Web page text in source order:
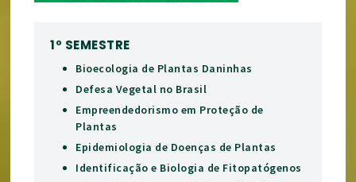
1º SEMESTRE
Bioecologia de Plantas Daninhas
Defesa Vegetal no Brasil
Empreendedorismo em Proteção de
Plantas
Epidemiologia de Doenças de Plantas
Identificação e Biologia de Fitopatógenos